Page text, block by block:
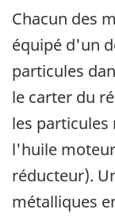
Chacun des
équipé d'un
particules
le carter du
les
l'huile
réducteur).
métalliques